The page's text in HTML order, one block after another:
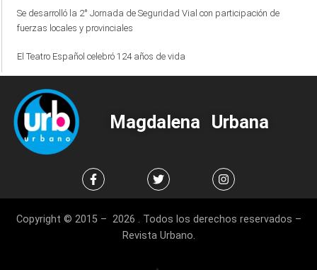
Se desarrolló la 2° Jornada de Seguridad Vial con participación de
fuerzas locales y provinciales
El Teatro Español celebró 124 años de vida
Magdalena Urbana
Copyright © 2015 – 2026 . Todos los derechos reservados –
Revista Urbano.